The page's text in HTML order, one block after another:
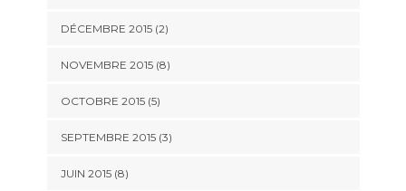
DÉCEMBRE 2015 (2)
NOVEMBRE 2015 (8)
OCTOBRE 2015 (5)
SEPTEMBRE 2015 (3)
JUIN 2015 (8)